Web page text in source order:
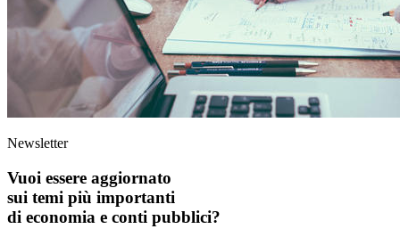
Newsletter
Vuoi essere aggiornato
sui temi più importanti
di economia e conti pubblici?